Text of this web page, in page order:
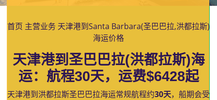
首页 主营业务 天津港到Santa Barbara(圣巴巴拉,洪都拉斯)
海运价格
天津港到圣巴巴拉(洪都拉斯)海
运：航程30天，运费$6428起
天津港到洪都拉斯圣巴巴拉海运常规航程约30天，船期会受